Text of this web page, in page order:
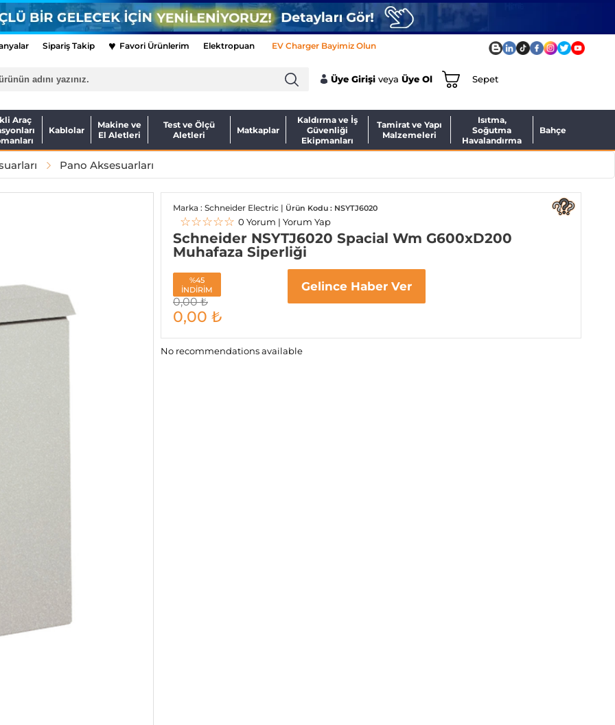
Sipariş Takip ♥ Favori Ürünlerim Elektropuan EV Charger Bayimiz Olun
Üye Girişi veyaÜye Ol Sepet
Araç
Kablolar
Makine ve
El Aletleri
Test ve Ölçü
Aletleri
Matkaplar
Kaldırma ve İş
Güvenliği
Ekipmanları
Tamirat ve Yapı
Malzemeleri
Isıtma,
Soğutma
Havalandırma
Bahçe
Pano Aksesuarları
Marka : Schneider Electric | Ürün Kodu : NSYTJ6020
☆☆☆☆☆ 0 Yorum | Yorum Yap
Schneider NSYTJ6020 Spacial Wm G600xD200
Muhafaza Siperliği
%45
İNDİRİM
0,00₺
0,00 ₺
Gelince Haber Ver
No recommendations available